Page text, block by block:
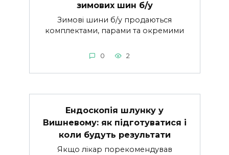
зимових шин б/у
Зимові шини б/у продаються
комплектами, парами та окремими
0 2
Ендоскопія шлунку у
Вишневому: як підготуватися і
коли будуть результати
Якщо лікар порекомендував